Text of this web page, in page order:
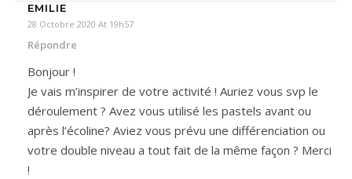
EMILIE
28 Octobre 2020 At 19h57
Répondre
Bonjour !
Je vais m’inspirer de votre activité ! Auriez vous svp le
déroulement ? Avez vous utilisé les pastels avant ou
après l’écoline? Aviez vous prévu une différenciation ou
votre double niveau a tout fait de la même façon ? Merci
!